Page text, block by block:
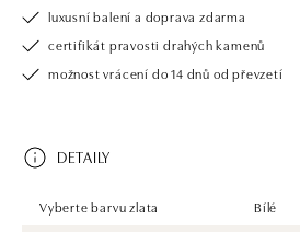
luxusní balení a doprava zdarma
certifikát pravosti drahých kamenů
možnost vrácení do 14 dnů od převzetí
DETAILY
Vyberte barvu zlata
Bílé